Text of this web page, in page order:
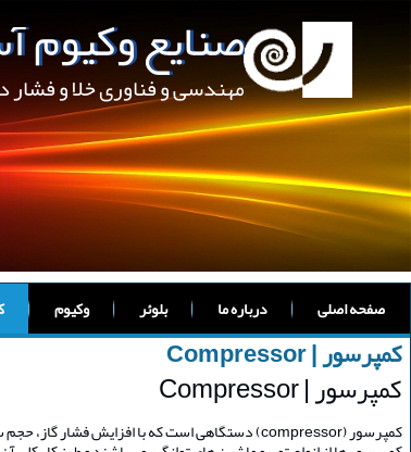
صنایع وکیوم
مهندسی و فناوری خلا و
صفحه اصلی درباره ما بلوئر وکیوم
کمپرسور | Compressor
کمپرسور | Compressor
کمپرسور (compressor) دستگاهی است که با افزایش فشار گاز، حجم سیستم را کاهش داده و گاز را با فشار تخلیه می کند.